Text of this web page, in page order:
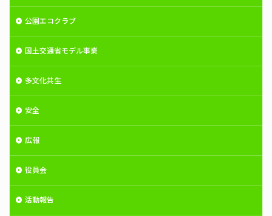
公園エコクラブ
国土交通省モデル事業
多文化共生
安全
広報
役員会
活動報告